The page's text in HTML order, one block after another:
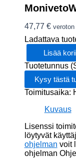
47,77 €
Ladattava
MonivetoWeb-
lisenssi:
viikkoa
Lisää
Tuotetunnus
Toimitusaika:
Kuvaus
Lisenssi
löytyvät
ohjelman voit
ohjelman